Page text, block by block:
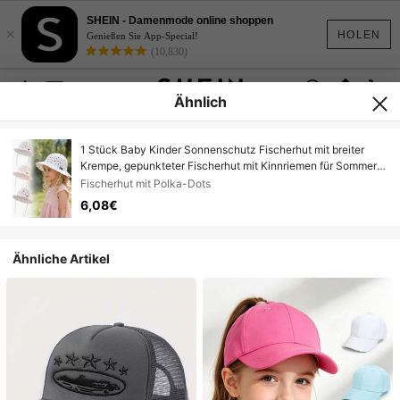
HOLEN
×
SHEIN - Damenmode online shoppen
Genießen Sie App-Special!
(10,830)
Ähnlich
1 Stück Baby Kinder Sonnenschutz Fischerhut mit breiter
Krempe, gepunkteter Fischerhut mit Kinnriemen für Sommer
Outdoor Strand Urlaub & Reisen
Fischerhut mit Polka-Dots
6,08€
Ähnliche Artikel